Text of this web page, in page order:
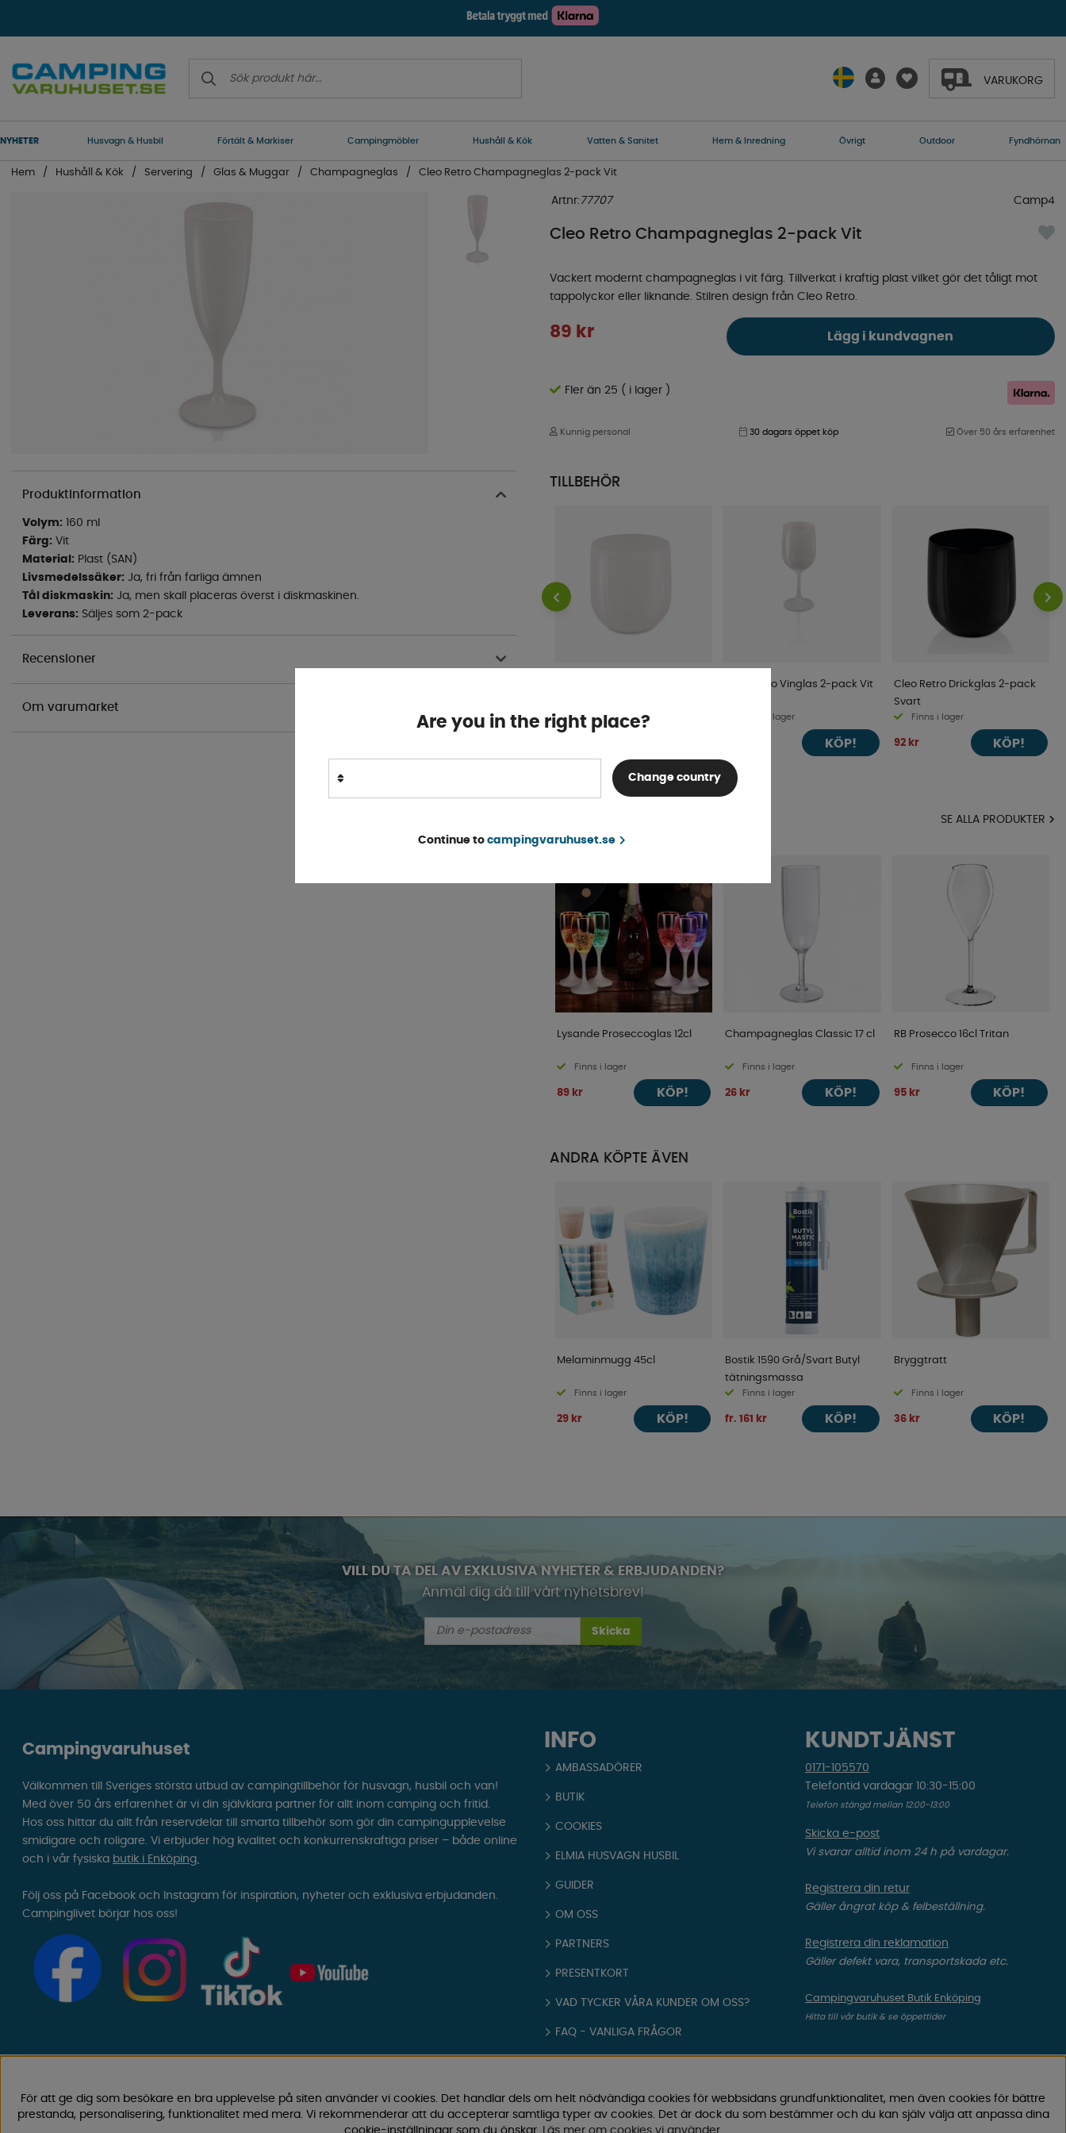
VARUKORG
NYHETER Husvagn & Husbil Förtält & Markiser Campingmöbler Hushåll & Kök Vatten & Sanitet Hem & Inredning Övrigt Outdoor Fyndhörnan
Hem Hushåll & Kök Servering Glas & Muggar Champagneglas Cleo Retro Champagneglas 2-pack Vit
Artnr: 77707
Cleo Retro Champagneglas 2-pack Vit
Vackert modernt champagneglas i vit färg. Tillverkat i kraftig plast vilket gör det tåligt mot
tappolyckor eller liknande. Stilren design från Cleo Retro.
89 kr
Camp4
Lägg i kundvagnen
Fler än 25 ( i lager )
Kunnig personal 30 dagars öppet köp Över 50 års erfarenhet
Produktinformation
Volym: 160 ml
Färg: Vit
Material: Plast (SAN)
Livsmedelssäker: Ja, fri från farliga ämnen
Tål diskmaskin: Ja, men skall placeras överst i diskmaskinen.
Leverans: Säljes som 2-pack
Recensioner
Om varumärket
TILLBEHÖR
Finns i lager
Cleo Retro Vinglas 2-pack Vit
Finns i lager
KÖP!
Cleo Retro Drickglas 2-pack
Svart
Finns i lager
92 kr KÖP!
SE ALLA PRODUKTER
Lysande Proseccoglas 12cl
Finns i lager
89 kr KÖP!
Champagneglas Classic 17 cl
Finns i lager
26 kr KÖP!
RB Prosecco 16cl Tritan
Finns i lager
95 kr KÖP!
ANDRA KÖPTE ÄVEN
Melaminmugg 45cl
Finns i lager
29 kr KÖP!
Bostik 1590 Grå/Svart Butyl
tätningsmassa
Finns i lager
fr. 161 kr KÖP!
Bryggtratt
Finns i lager
36 kr KÖP!
Are you in the right place?
Change country
Continue to campingvaruhuset.se
VILL DU TA DEL AV EXKLUSIVA NYHETER & ERBJUDANDEN?
Anmäl dig då till vårt nyhetsbrev!
Skicka
INFO
AMBASSADÖRER
BUTIK
COOKIES
ELMIA HUSVAGN HUSBIL
GUIDER
OM OSS
PARTNERS
PRESENTKORT
VAD TYCKER VÅRA KUNDER OM OSS?
FAQ - VANLIGA FRÅGOR
KÖPVILLKOR
KUNDTJÄNST
0171-105570
Telefontid vardagar 10:30-15:00
Telefon stängd mellan 12:00-13:00
Skicka e-post
Vi svarar alltid inom 24 h på vardagar.
Registrera din retur
Gäller ångrat köp & felbeställning.
Registrera din reklamation
Gäller defekt vara, transportskada etc.
Campingvaruhuset Butik Enköping
Hitta till vår butik & se öppettider
Campingvaruhuset
Välkommen till Sveriges största utbud av campingtillbehör för husvagn, husbil och van!
Med över 50 års erfarenhet är vi din självklara partner för allt inom camping och fritid.
Hos oss hittar du allt från reservdelar till smarta tillbehör som gör din campingupplevelse
smidigare och roligare. Vi erbjuder hög kvalitet och konkurrenskraftiga priser – både online
och i vår fysiska butik i Enköping.
Följ oss på Facebook och Instagram för inspiration, nyheter och exklusiva erbjudanden.
Campinglivet börjar hos oss!
För att ge dig som besökare en bra upplevelse på siten använder vi cookies. Det handlar dels om helt nödvändiga cookies för webbsidans grundfunktionalitet, men även cookies för bättre
prestanda, personalisering, funktionalitet med mera. Vi rekommenderar att du accepterar samtliga typer av cookies. Det är dock du som bestämmer och du kan själv välja att anpassa dina
cookie-inställningar som du önskar.
Läs mer om cookies vi använder.